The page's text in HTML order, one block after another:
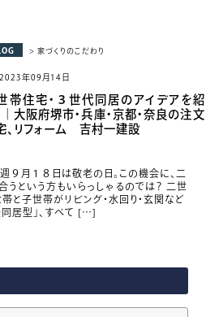
> 家づくりのこだわり
2023年09月14日
帯住宅・３世代同居のアイデアを紹
｜大阪府堺市・兵庫・京都・奈良の注文
、リフォーム 吉村一建設
９月１８日は敬老の日。この機会に、二
うという方もいらっしゃるのでは？ 二世
と子世帯がリビング・水回り・玄関など
居型」、すべて […]